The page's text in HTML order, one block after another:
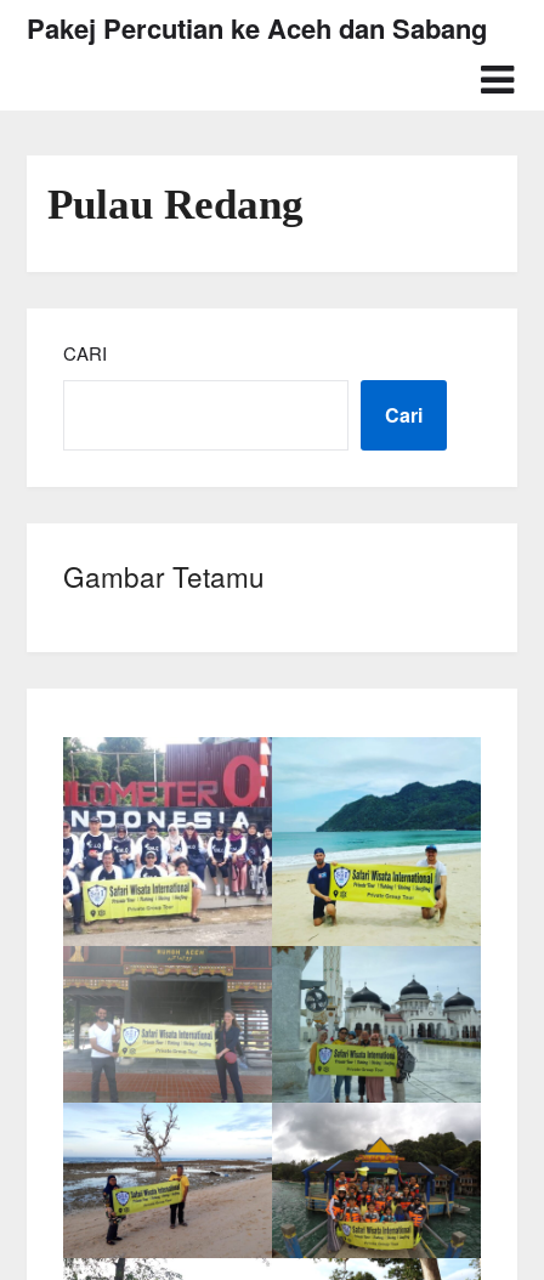
SkipPakej Percutian ke Aceh dan Sabang
Pulau Redang
CARI
Cari
Gambar Tetamu